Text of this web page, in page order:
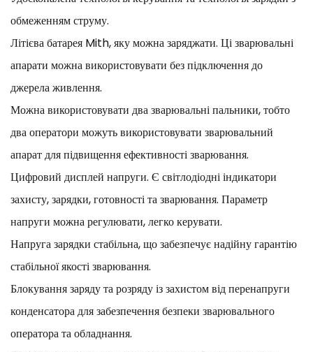
обмеженням струму.
Літієва батарея Mith, яку можна заряджати. Ці зварювальні
апарати можна використовувати без підключення до
джерела живлення.
Можна використовувати два зварювальні пальники, тобто
два оператори можуть використовувати зварювальний
апарат для підвищення ефективності зварювання.
Цифровий дисплей напруги. Є світлодіодні індикатори
захисту, зарядки, готовності та зварювання. Параметр
напруги можна регулювати, легко керувати.
Напруга зарядки стабільна, що забезпечує надійну гарантію
стабільної якості зварювання.
Блокування заряду та розряду із захистом від перенапруги
конденсатора для забезпечення безпеки зварювального
оператора та обладнання.